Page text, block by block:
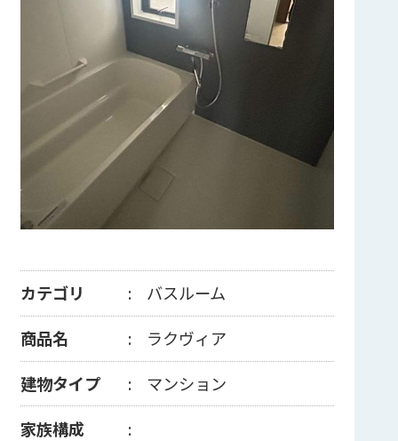
カテゴリ
バスルーム
商品名
ラクヴィア
建物タイプ
マンション
家族構成